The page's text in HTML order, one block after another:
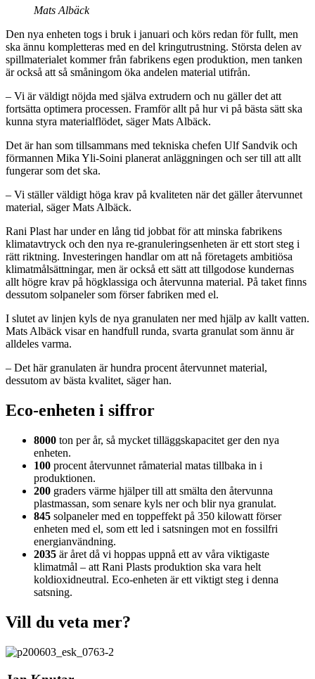
Mats Albäck
Den nya enheten togs i bruk i januari och körs redan för fullt, men
ska ännu kompletteras med en del kringutrustning. Största delen av
spillmaterialet kommer från fabrikens egen produktion, men tanken
är också att så småningom öka andelen material utifrån.
– Vi är väldigt nöjda med själva extrudern och nu gäller det att
fortsätta optimera processen. Framför allt på hur vi på bästa sätt ska
kunna styra materialflödet, säger Mats Albäck.
Det är han som tillsammans med tekniska chefen Ulf Sandvik och
förmannen Mika Yli-Soini planerat anläggningen och ser till att allt
fungerar som det ska.
– Vi ställer väldigt höga krav på kvaliteten när det gäller återvunnet
material, säger Mats Albäck.
Rani Plast har under en lång tid jobbat för att minska fabrikens
klimatavtryck och den nya re-granuleringsenheten är ett stort steg i
rätt riktning. Investeringen handlar om att nå företagets ambitiösa
klimatmålsättningar, men är också ett sätt att tillgodose kundernas
allt högre krav på högklassiga och återvunna material. På taket finns
dessutom solpaneler som förser fabriken med el.
I slutet av linjen kyls de nya granulaten ner med hjälp av kallt vatten.
Mats Albäck visar en handfull runda, svarta granulat som ännu är
alldeles varma.
– Det här granulaten är hundra procent återvunnet material,
dessutom av bästa kvalitet, säger han.
Eco-enheten i siffror
8000 ton per år, så mycket tilläggskapacitet ger den nya
enheten.
100 procent återvunnet råmaterial matas tillbaka in i
produktionen.
200 graders värme hjälper till att smälta den återvunna
plastmassan, som senare kyls ner och blir nya granulat.
845 solpaneler med en toppeffekt på 350 kilowatt förser
enheten med el, som ett led i satsningen mot en fossilfri
energianvändning.
2035 är året då vi hoppas uppnå ett av våra viktigaste
klimatmål – att Rani Plasts produktion ska vara helt
koldioxidneutral. Eco-enheten är ett viktigt steg i denna
satsning.
Vill du veta mer?